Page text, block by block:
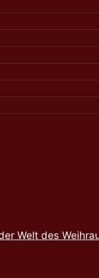
Welt des